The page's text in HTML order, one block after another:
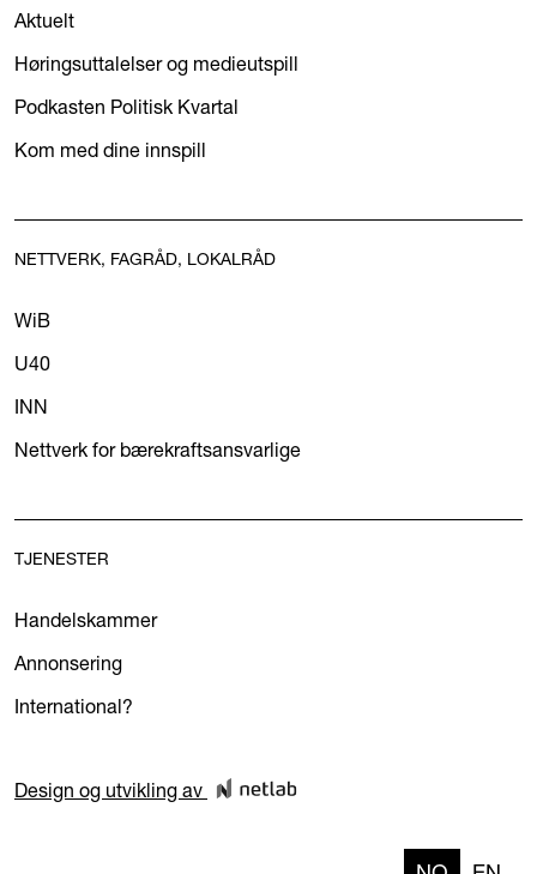
Aktuelt
Høringsuttalelser og medieutspill
Podkasten Politisk Kvartal
Kom med dine innspill
NETTVERK, FAGRÅD, LOKALRÅD
WiB
U40
INN
Nettverk for bærekraftsansvarlige
TJENESTER
Handelskammer
Annonsering
International?
Design og utvikling av